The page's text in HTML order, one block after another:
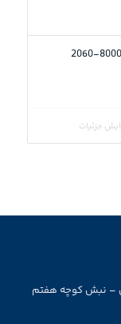
جزئیات
– نبش کوچه هفتم